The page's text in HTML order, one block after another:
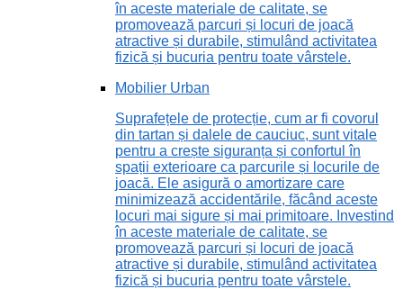
în aceste materiale de calitate, se
promovează parcuri și locuri de joacă
atractive și durabile, stimulând activitatea
fizică și bucuria pentru toate vârstele.
Mobilier Urban
Suprafețele de protecție, cum ar fi covorul
din tartan și dalele de cauciuc, sunt vitale
pentru a crește siguranța și confortul în
spații exterioare ca parcurile și locurile de
joacă. Ele asigură o amortizare care
minimizează accidentările, făcând aceste
locuri mai sigure și mai primitoare. Investind
în aceste materiale de calitate, se
promovează parcuri și locuri de joacă
atractive și durabile, stimulând activitatea
fizică și bucuria pentru toate vârstele.